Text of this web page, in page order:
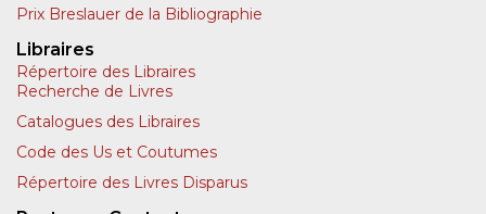
Prix Breslauer de la Bibliographie
Libraires
Répertoire des Libraires
Recherche de Livres
Catalogues des Libraires
Code des Us et Coutumes
Répertoire des Livres Disparus